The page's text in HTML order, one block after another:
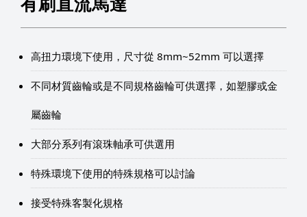
高扭力環境下使用，尺寸從 8mm~52mm 可以選擇
不同材質齒輪或是不同規格齒輪可供選擇，如塑膠或金
屬齒輪
大部分系列有滾珠軸承可供選用
特殊環境下使用的特殊規格可以討論
接受特殊客製化規格